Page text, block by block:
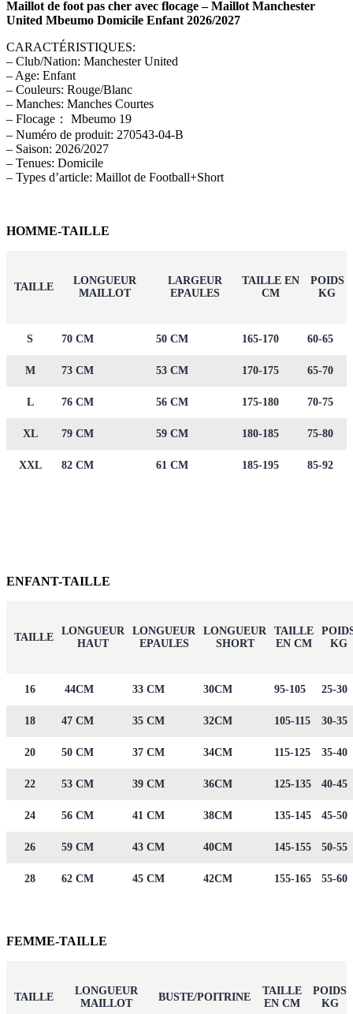
Maillot de foot pas cher avec flocage – Maillot Manchester
United Mbeumo Domicile Enfant 2026/2027
CARACTÉRISTIQUES:
– Club/Nation: Manchester United
– Age: Enfant
– Couleurs: Rouge/Blanc
– Manches: Manches Courtes
– Flocage： Mbeumo 19
– Numéro de produit: 270543-04-B
– Saison: 2026/2027
– Tenues: Domicile
– Types d’article: Maillot de Football+Short
HOMME-TAILLE
TAILLE
LONGUEUR
MAILLOT
LARGEUR
EPAULES
TAILLE EN
CM
POIDS
KG
S 70 CM 50 CM 165-170 60-65
M 73 CM 53 CM 170-175 65-70
L 76 CM 56 CM 175-180 70-75
XL 79 CM 59 CM 180-185 75-80
XXL 82 CM 61 CM 185-195 85-92
ENFANT-TAILLE
TAILLE
LONGUEUR
HAUT
LONGUEUR
EPAULES
LONGUEUR
SHORT
TAILLE
EN CM
KG
16 44CM 33 CM 30CM 95-105 25-30
18 47 CM 35 CM 32CM 105-115 30-35
20 50 CM 37 CM 34CM 115-125 35-40
22 53 CM 39 CM 36CM 125-135 40-45
24 56 CM 41 CM 38CM 135-145 45-50
26 59 CM 43 CM 40CM 145-155 50-55
28 62 CM 45 CM 42CM 155-165 55-60
FEMME-TAILLE
TAILLE
LONGUEUR
MAILLOT
BUSTE/POITRINE
TAILLE
EN CM
POIDS
KG